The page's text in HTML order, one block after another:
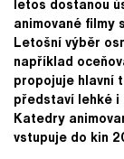
letos dostanou
animované filmy
Letošní výběr
například
propojuje hlavní
představí lehké i
Katedry
vstupuje do kin